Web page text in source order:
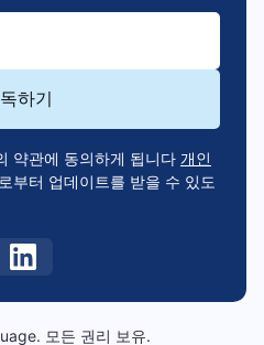
약관에 동의하게 됩니다 개인
부터 업데이트를 받을 수 있도
모든 권리 보유.